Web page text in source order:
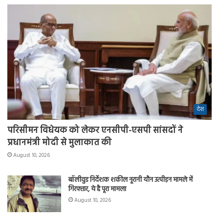
देश
परिसीमन विधेयक को लेकर एनसीपी-एसपी सांसदों ने
प्रधानमंत्री मोदी से मुलाकात की
August 10, 2026
बॉलीवुड निर्देशक शकील नूरानी यौन उत्पीड़न मामले में
गिरफ्तार, ये है पूरा मामला
August 10, 2026